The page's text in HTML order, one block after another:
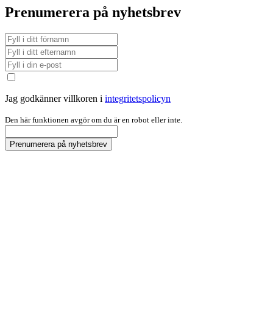
Prenumerera på nyhetsbrev
Jag godkänner villkoren i integritetspolicyn
Den här funktionen avgör om du är en robot eller inte.